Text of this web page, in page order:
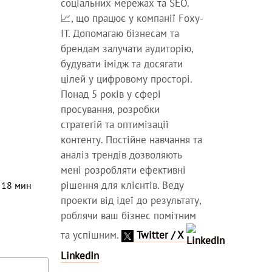
18 мин
соціальних мережах та SEO.
📈, що працює у компанії Foxy-
IT. Допомагаю бізнесам та
брендам залучати аудиторію,
будувати імідж та досягати
цілей у цифровому просторі.
Понад 5 років у сфері
просування, розробки
стратегій та оптимізації
контенту. Постійне навчання та
аналіз трендів дозволяють
мені розробляти ефективні
рішення для клієнтів. Веду
проекти від ідеї до результату,
роблячи ваш бізнес помітним
та успішним.
Twitter / X
LinkedIn